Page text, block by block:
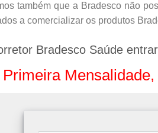
também que a Bradesco não
a comercializar os produtos
Bradesco Saúde
Mensalidade,